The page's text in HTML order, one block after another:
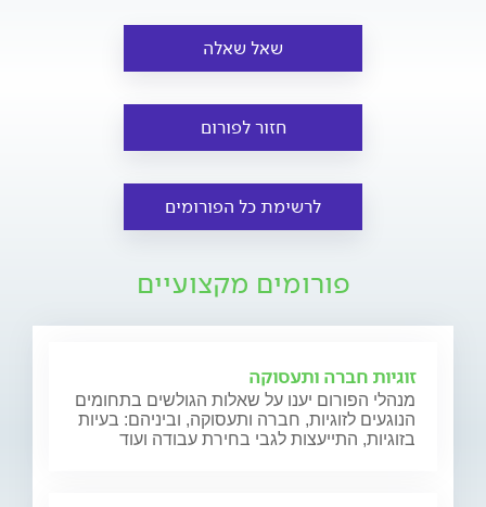
שאל שאלה
חזור לפורום
לרשימת כל הפורומים
פורומים מקצועיים
זוגיות חברה ותעסוקה
מנהלי הפורום יענו על שאלות הגולשים בתחומים
הנוגעים לזוגיות, חברה ותעסוקה, וביניהם: בעיות
בזוגיות, התייעצות לגבי בחירת עבודה ועוד